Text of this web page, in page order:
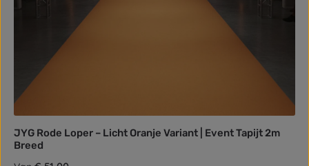
JYG Rode Loper – Licht Oranje Variant | Event Tapijt 2m
Breed